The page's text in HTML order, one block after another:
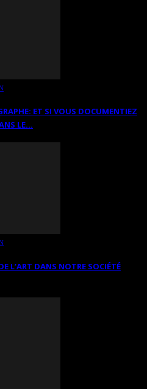
ET SI VOUS DOCUMENTIEZ
LE…
L’ART DANS NOTRE SOCIÉTÉ